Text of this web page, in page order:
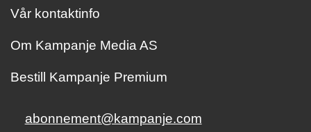
Vår kontaktinfo
Om Kampanje Media AS
Bestill Kampanje Premium
abonnement@kampanje.com